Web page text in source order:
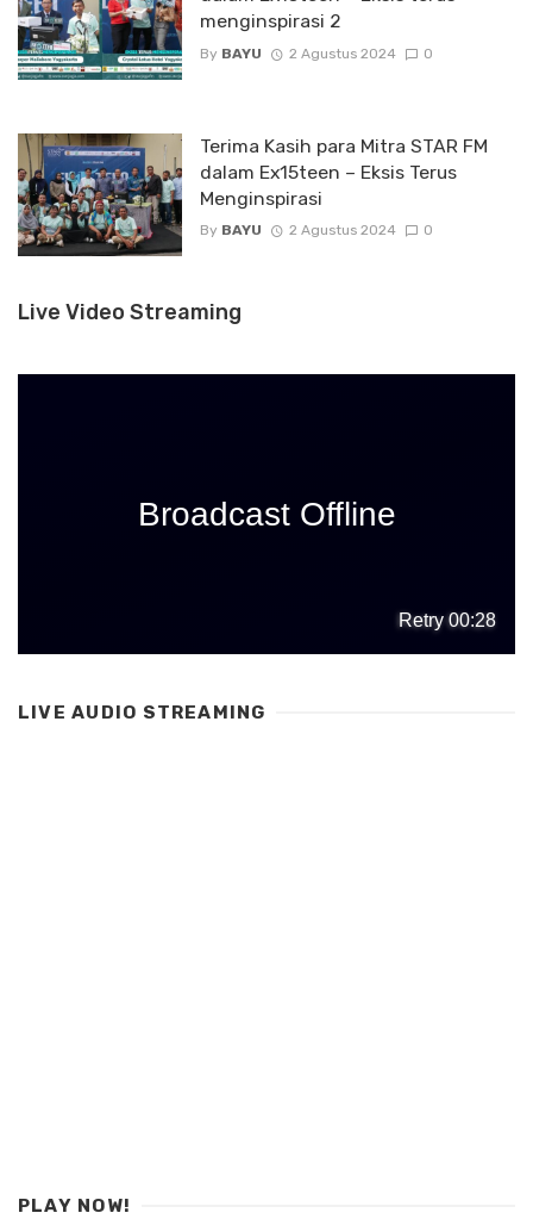
menginspirasi 2
By BAYU 2 Agustus 2024 0
Terima Kasih para Mitra STAR FM
dalam Ex15teen – Eksis Terus
Menginspirasi
By BAYU 2 Agustus 2024 0
Live Video Streaming
LIVE AUDIO STREAMING
PLAY NOW!